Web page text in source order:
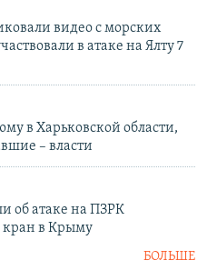
видео с морских
в атаке на Ялту 7
в Харьковской области,
– власти
об атаке на ПЗРК
в Крыму
БОЛЬШЕ